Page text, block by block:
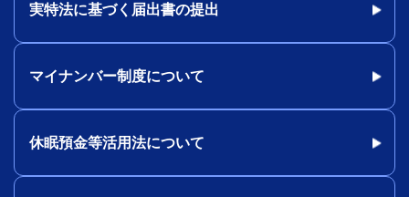
実特法に基づく届出書の提出
マイナンバー制度について
休眠預金等活用法について